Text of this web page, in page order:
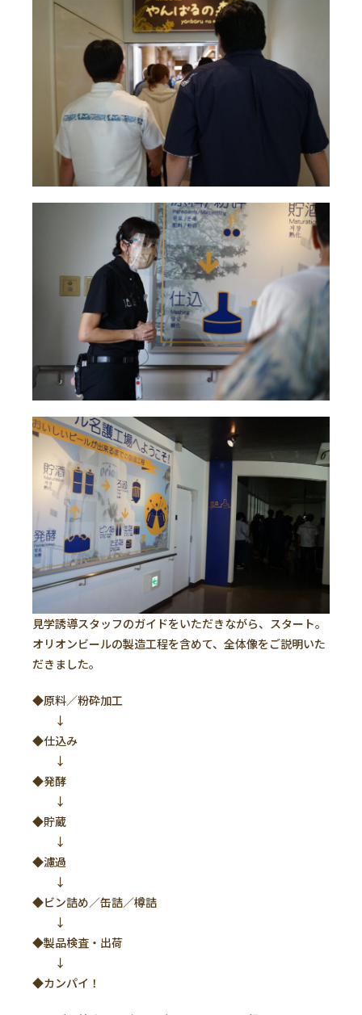
見学誘導スタッフのガイドをいただきながら、スタート。
オリオンビールの製造工程を含めて、全体像をご説明いた
だきました。
◆原料／粉砕加工
↓
◆仕込み
↓
◆発酵
↓
◆貯蔵
↓
◆濾過
↓
◆ビン詰め／缶詰／樽詰
↓
◆製品検査・出荷
↓
◆カンパイ！